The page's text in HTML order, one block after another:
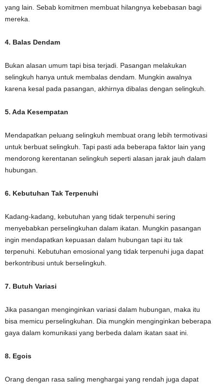
yang lain. Sebab komitmen membuat hilangnya kebebasan bagi
mereka.
4. Balas Dendam
Bukan alasan umum tapi bisa terjadi. Pasangan melakukan
selingkuh hanya untuk membalas dendam. Mungkin awalnya
karena kesal pada pasangan, akhirnya dibalas dengan selingkuh.
5. Ada Kesempatan
Mendapatkan peluang selingkuh membuat orang lebih termotivasi
untuk berbuat selingkuh. Tapi pasti ada beberapa faktor lain yang
mendorong kerentanan selingkuh seperti alasan jarak jauh dalam
hubungan.
6. Kebutuhan Tak Terpenuhi
Kadang-kadang, kebutuhan yang tidak terpenuhi sering
menyebabkan perselingkuhan dalam ikatan. Mungkin pasangan
ingin mendapatkan kepuasan dalam hubungan tapi itu tak
terpenuhi. Kebutuhan emosional yang tidak terpenuhi juga dapat
berkontribusi untuk berselingkuh.
7. Butuh Variasi
Jika pasangan menginginkan variasi dalam hubungan, maka itu
bisa memicu perselingkuhan. Dia mungkin menginginkan beberapa
gaya dalam komunikasi yang berbeda dalam ikatan saat ini.
8. Egois
Orang dengan rasa saling menghargai yang rendah juga dapat